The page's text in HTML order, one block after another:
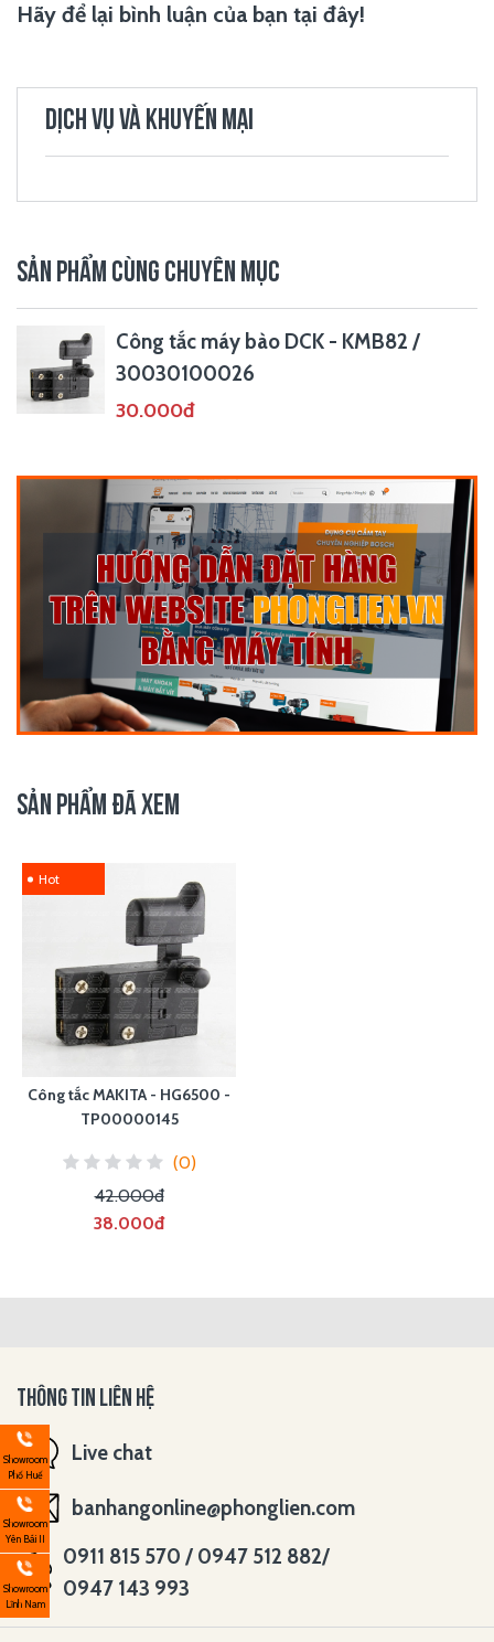
Showroom
Phố Huế
Showroom
Yên Bái II
Showroom
Lĩnh Nam
Hãy để lại bình luận của bạn tại đây!
DỊCH VỤ VÀ KHUYẾN MẠI
SẢN PHẨM CÙNG CHUYÊN MỤC
Công tắc máy bào DCK - KMB82 /
30030100026
30.000đ
SẢN PHẨM ĐÃ XEM
Hot
Công tắc MAKITA - HG6500 -
TP00000145
(0)
42.000đ
38.000đ
THÔNG TIN LIÊN HỆ
Live chat
banhangonline@phonglien.com
0911 815 570 / 0947 512 882/
0947 143 993